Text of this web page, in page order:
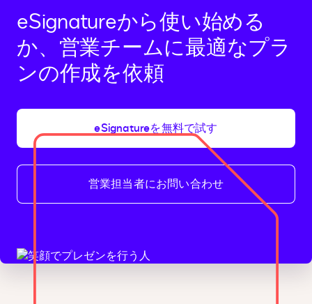
に
コ
ー
eSignatureから使い始める
か、営業チームに最適なプラ
ンの作成を依頼
eSignatureを無料で試す
営業担当者にお問い合わせ